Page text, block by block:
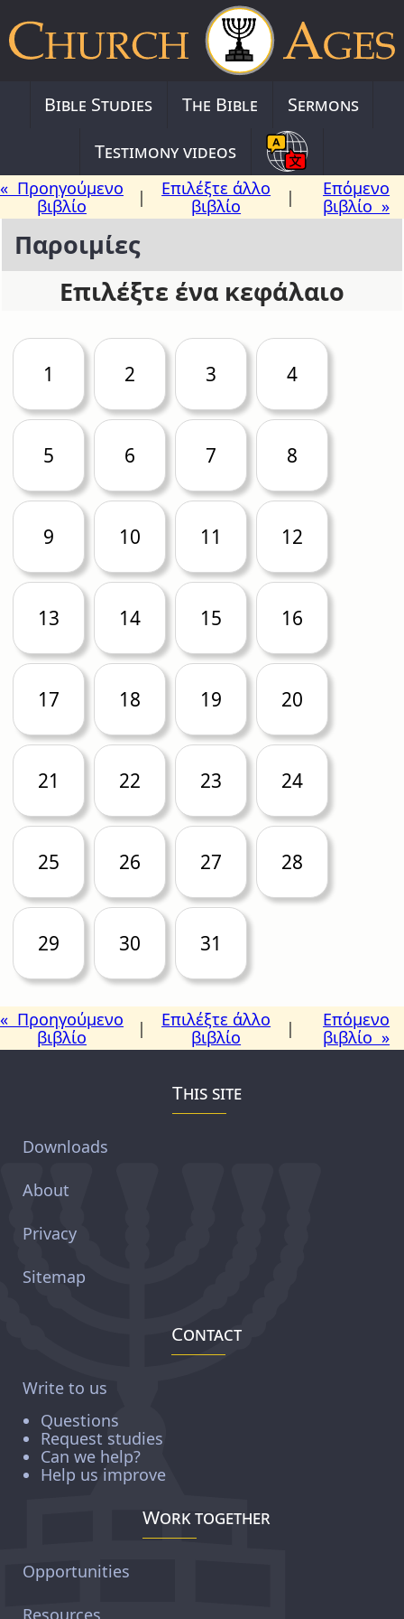
Bible Studies The Bible
Sermons
Testimony videos
« Προηγούμενο
βιβλίο
|
Επιλέξτε άλλο
βιβλίο
|
Επόμενο
βιβλίο »
Παροιμίες
Επιλέξτε ένα κεφάλαιο
1 2 3 4
5 6 7 8
9 10 11 12
13 14 15 16
17 18 19 20
21 22 23 24
25 26 27 28
29 30 31
« Προηγούμενο
βιβλίο
|
Επιλέξτε άλλο
βιβλίο
|
Επόμενο
βιβλίο »
This site
Downloads
About
Privacy
Sitemap
Contact
Write to us
Questions
Request studies
Can we help?
Help us improve
Work together
Opportunities
Resources